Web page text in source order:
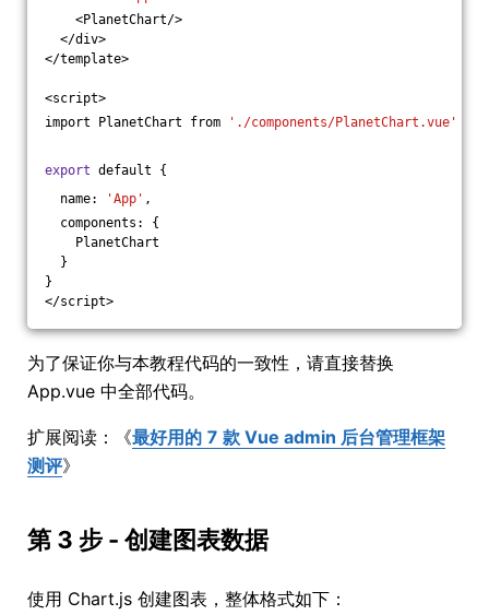
<PlanetChart/>
</div>
</template>
<script>
import PlanetChart from
'./components/PlanetChart.vue'
export default {
name:
'App' ,
components: {
PlanetChart
}
}
</script>
为了保证你与本教程代码的一致性，请直接替换
App.vue 中全部代码。
扩展阅读：《最好用的 7 款 Vue admin 后台管理框架
测评》
第 3 步 - 创建图表数据
使用 Chart.js 创建图表，整体格式如下：